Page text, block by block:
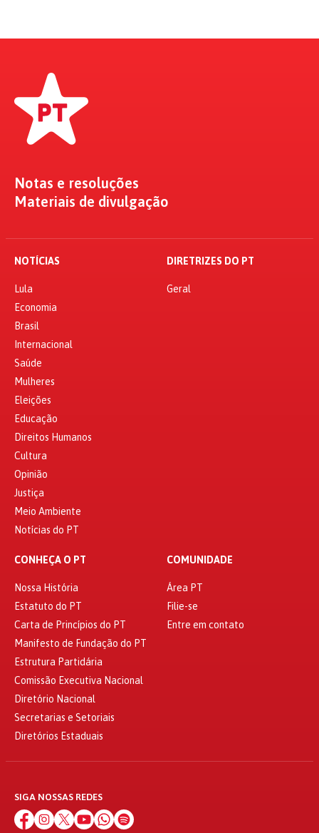
Notas e resoluções
Materiais de divulgação
NOTÍCIAS
Lula
Economia
Brasil
Internacional
Saúde
Mulheres
Eleições
Educação
Direitos Humanos
Cultura
Opinião
Justiça
Meio Ambiente
Notícias do PT
DIRETRIZES DO PT
Geral
CONHEÇA O PT
Nossa História
Estatuto do PT
Carta de Princípios do PT
Manifesto de Fundação do PT
Estrutura Partidária
Comissão Executiva Nacional
Diretório Nacional
Secretarias e Setoriais
Diretórios Estaduais
COMUNIDADE
Área PT
Filie-se
Entre em contato
SIGA NOSSAS REDES